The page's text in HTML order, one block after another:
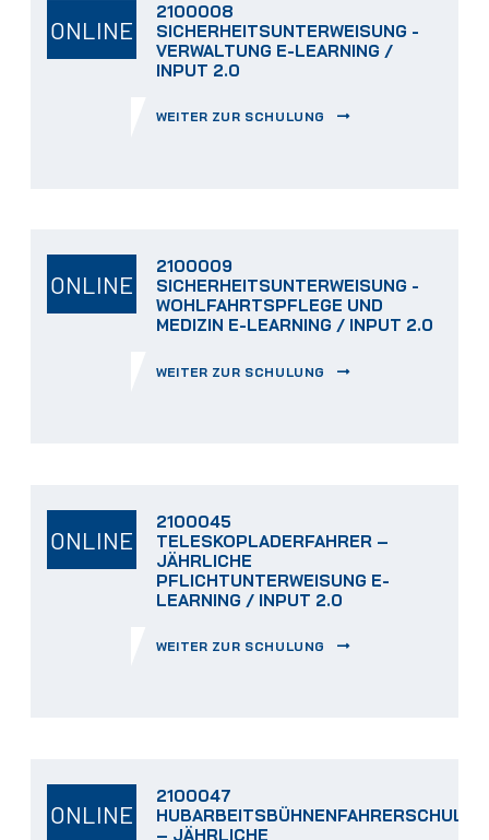
ONLINE
2100008
SICHERHEITSUNTERWEISUNG -
VERWALTUNG E-LEARNING /
INPUT 2.0
WEITER ZUR SCHULUNG
ONLINE
2100009
SICHERHEITSUNTERWEISUNG -
WOHLFAHRTSPFLEGE UND
MEDIZIN E-LEARNING / INPUT 2.0
WEITER ZUR SCHULUNG
ONLINE
2100045
TELESKOPLADERFAHRER –
JÄHRLICHE
PFLICHTUNTERWEISUNG E-
LEARNING / INPUT 2.0
WEITER ZUR SCHULUNG
ONLINE
2100047
– JÄHRLICHE